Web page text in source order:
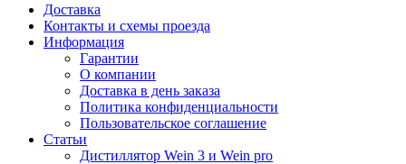
Доставка
Контакты и схемы проезда
Информация
Гарантии
О компании
Доставка в день заказа
Политика конфиденциальности
Пользовательское соглашение
Статьи
Дистиллятор Wein 3 и Wein pro